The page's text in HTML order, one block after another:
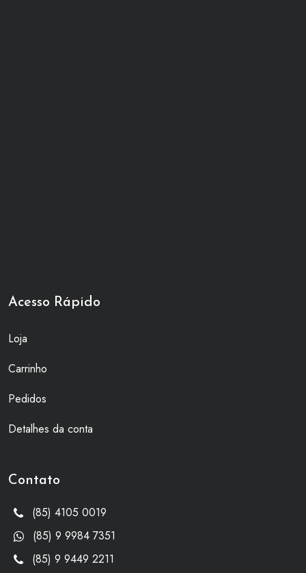
Acesso Rápido
Loja
Carrinho
Pedidos
Detalhes da conta
Contato
(85) 4105 0019
(85) 9 9984 7351
(85) 9 9449 2211